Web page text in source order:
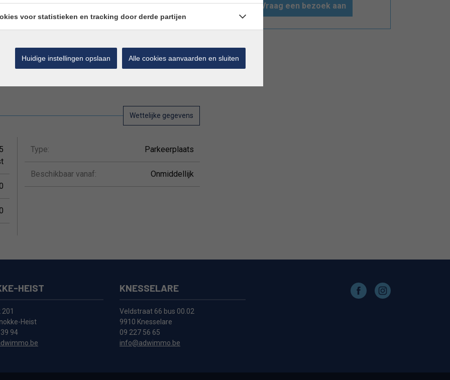
achterzijde van de Zeedijk, vlakbij het Heldenplein en
ligt op het gelijkvloers en is ideaal voor een kleine
waardoor u gans het seizoen geen zorgen
Vraag een bezoek aan
Wettelijke gegevens
Type: Parkeerplaats
Beschikbaar vanaf: Onmiddellijk
HEIST
Heist
94
KNESSELARE
Veldstraat 66 bus 00.02
9910 Knesselare
09 227 56 65
info@adwimmo.be
voor statistieken en tracking door derde partijen
Huidige instellingen opslaan Alle cookies aanvaarden en sluiten